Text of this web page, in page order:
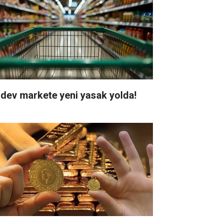
markete yeni yasak yolda!